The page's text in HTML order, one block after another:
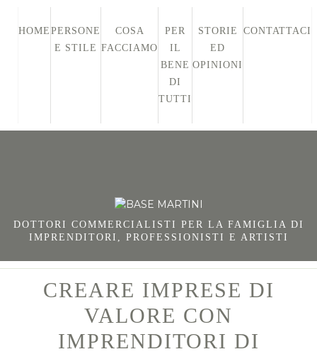
HOME PERSONE
E STILE
COSA
FACCIAMO
PER
IL
BENE
DI
TUTTI
STORIE
ED
OPINIONI
CONTATTACI
DOTTORI COMMERCIALISTI PER LA FAMIGLIA DI
IMPRENDITORI, PROFESSIONISTI E ARTISTI
CREARE IMPRESE DI
VALORE CON
IMPRENDITORI DI